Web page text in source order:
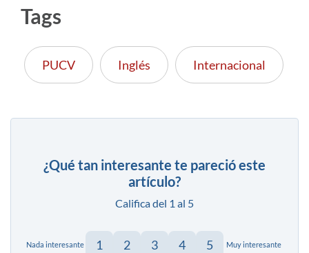
Tags
PUCV Inglés Internacional
¿Qué tan interesante te pareció este
artículo?
Califica del 1 al 5
Nada interesante 1 2 3 4 5 Muy interesante